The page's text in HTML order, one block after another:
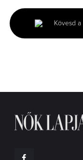
minutes,
6
seconds
Kövesd a